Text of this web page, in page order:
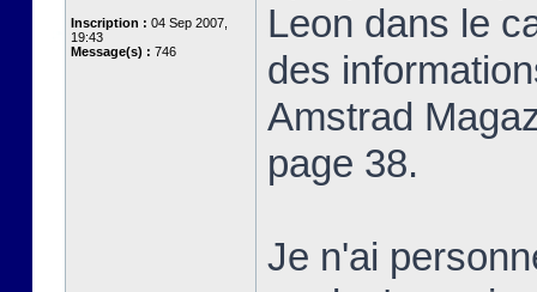
Inscription : 04 Sep 2007,
19:43
Message(s) : 746
Leon dans le
des
Amstrad
page 38.
Je n'ai